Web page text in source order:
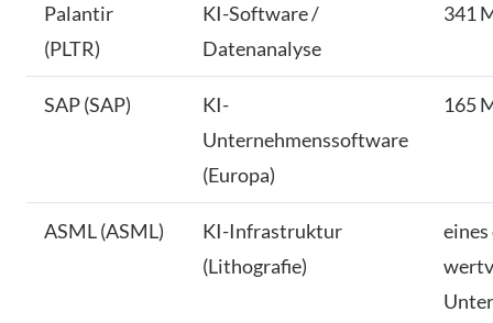
Palantir
(PLTR)
KI-Software /
Datenanalyse
341
SAP (SAP)
KI-
Unternehmenssoftware
(Europa)
165
ASML (ASML)
KI-Infrastruktur
(Lithografie)
eines